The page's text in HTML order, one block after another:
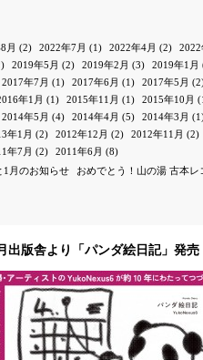
月 (2) 2022年7月 (1) 2022年4月 (2) 2022
2019年5月 (2) 2019年2月 (3) 2019年1月
2017年7月 (1) 2017年6月 (1) 2017年5月
年1月 (1) 2015年11月 (1) 2015年10月
2014年5月 (4) 2014年4月 (5) 2014年3月
年1月 (2) 2012年12月 (2) 2012年11月 (2)
年7月 (2) 2011年6月 (8)
1月のお知らせ おめでとう！山の湯 古本レ
出版舎より「パンダ絵日記」発売